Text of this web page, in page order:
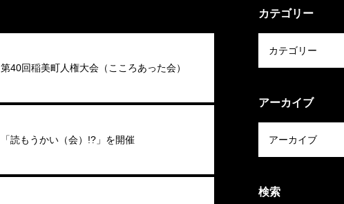
第40回稲美町人権大会（こころあった会）
「読もうかい（会）!?」を開催
カテゴリー
アーカイブ
検索